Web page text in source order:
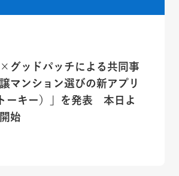
グッドパッチによる共同事
マンション選びの新アプリ
ーキー）」を発表 本日よ
始